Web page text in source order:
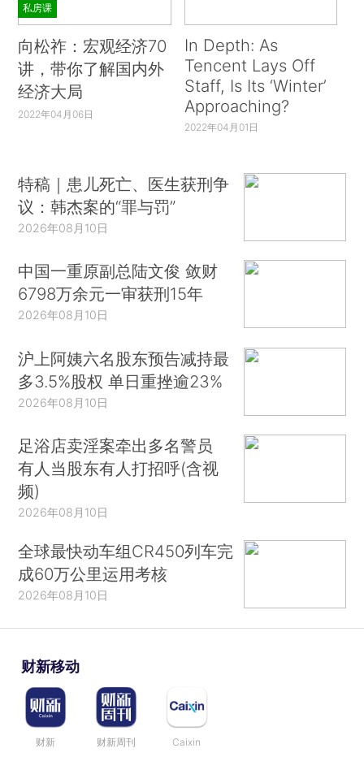
私房课
向松祚：宏观经济70
讲，带你了解国内外
经济大局
2022年04月06日
In Depth: As
Tencent Lays Off
Staff, Is Its ‘Winter’
Approaching?
2022年04月01日
特稿｜患儿死亡、医生获刑争
议：韩杰案的“罪与罚”
2026年08月10日
中国一重原副总陆文俊 敛财
6798万余元一审获刑15年
2026年08月10日
沪上阿姨六名股东预告减持最
多3.5%股权 单日重挫逾23%
2026年08月10日
足浴店卖淫案牵出多名警员
有人当股东有人打招呼(含视
频)
2026年08月10日
全球最快动车组CR450列车完
成60万公里运用考核
2026年08月10日
财新移动
财新 财新周刊 Caixin